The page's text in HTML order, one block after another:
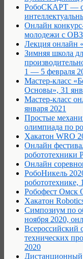
РобоCКАРТ —
Онлайн
молодежи с ОВЗ
Лекция онлайн
Зимняя школа
1 — 5 февраля
Мастер-класс
Основы», 31
Мастер-класс
января 2021
Простые
олимпиада по
Хакатон WRO
Онлайн
Онлайн
РобоНикель
робототехнике,
Робофест Омск
Хакатон
Cимпозиум по
ноября 2020,
Всероссийский
технических
2020
Дистанционный